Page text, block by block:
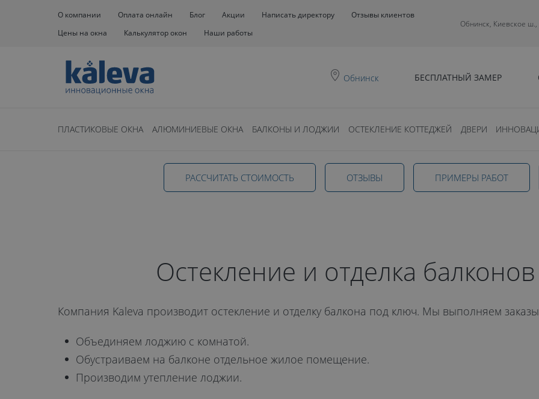
О компании Оплата онлайн Блог Акции Написать директору
Отзывы клиентов
Цены на окна
Калькулятор окон Наши работы
Обнинск, Киевское ш.,
Обнинск БЕСПЛАТНЫЙ ЗАМЕР
ПЛАСТИКОВЫЕ ОКНА АЛЮМИНИЕВЫЕ ОКНА БАЛКОНЫ И ЛОДЖИИ ОСТЕКЛЕНИЕ КОТТЕДЖЕЙ ДВЕРИ
Остекление и
лоджий в Обнинске
от 12 500 руб.
Окна Окна на балкон Отделка
РАССЧИТАТЬ СТОИМОСТЬ ОТЗЫВЫ ПРИМЕРЫ РАБОТ
Остекление и отделка
Компания Kaleva производит остекление и отделку балкона под ключ. Мы выполняем
Объединяем лоджию с комнатой.
Обустраиваем на балконе отдельное жилое помещение.
Производим утепление лоджии.